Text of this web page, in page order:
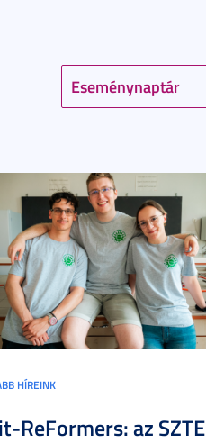
Eseménynaptár
HÍREINK
ReFormers: az SZTE